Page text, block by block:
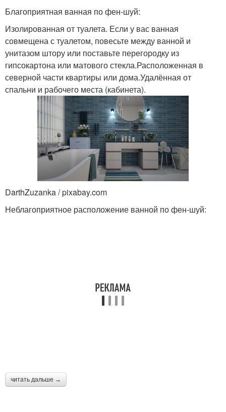
Благоприятная ванная по фен-шуй:
Изолированная от туалета. Если у вас ванная
совмещена с туалетом, повесьте между ванной и
унитазом штору или поставьте перегородку из
гипсокартона или матового стекла.Расположенная в
северной части квартиры или дома.Удалённая от
спальни и рабочего места (кабинета).
DarthZuzanka / pixabay.com
Неблагоприятное расположение ванной по фен-шуй:
читать дальше →